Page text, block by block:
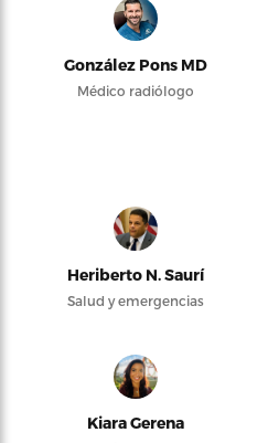
González Pons MD
Médico radiólogo
Heriberto N. Saurí
Salud y emergencias
Kiara Gerena